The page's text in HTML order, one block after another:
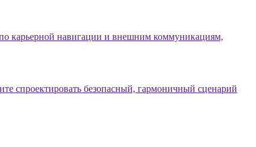
по карьерной навигации и внешним коммуникациям,
спроектировать безопасный, гармоничный сценарий